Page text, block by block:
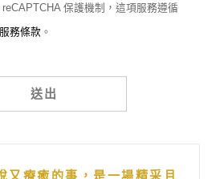
保護機制，這項服務遵循
服務條款 。
又療癒的事，是一場精采且